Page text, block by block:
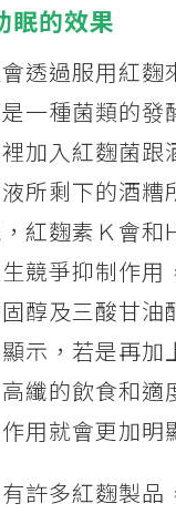
眠的效果
透過服用紅麴
一種菌類的發
加入紅麴菌跟
所剩下的酒糟
紅麴素Ｋ會和
競爭抑制作用
醇及三酸甘油
示，若是再加
纖的飲食和適
用就會更加明
許多紅麴製品